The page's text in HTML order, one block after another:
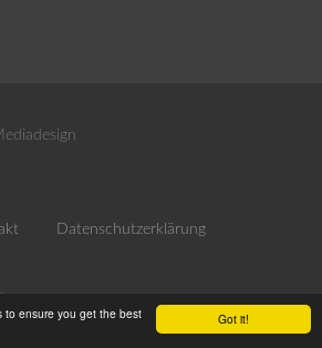
Got it!
to ensure you get the best
Datenschutzerklärung